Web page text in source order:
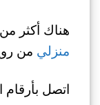
هناك أكثر
منزلي من